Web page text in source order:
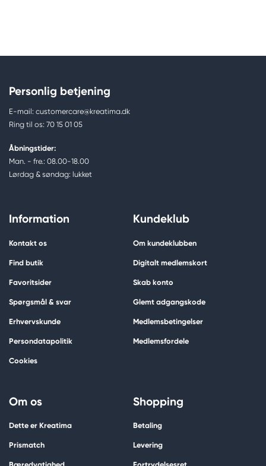
Personlig betjening
E-mail: customercare@kreatima.dk
Ring til os: 70 15 01 05
Åbningstider:
Man. - fre.: 08.00-18.00
Lørdag & søndag: lukket
Information
Kontakt os
Find butik
Favoritsider
Spørgsmål & svar
Erhvervskunde
Persondatapolitik
Cookies
Kundeklub
Om kundeklubben
Digitalt medlemskort
Skab konto
Glemt adgangskode
Medlemsbetingelser
Medlemsfordele
Om os
Dette er Kreatima
Prismatch
Shopping
Betaling
Levering